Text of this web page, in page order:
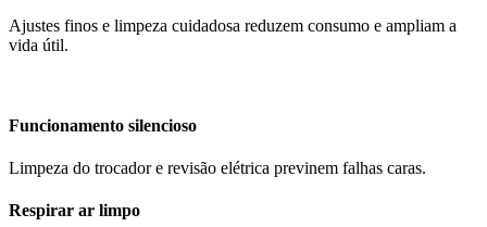
Ajustes finos e limpeza cuidadosa reduzem consumo e ampliam a
vida útil.
Funcionamento silencioso
Limpeza do trocador e revisão elétrica previnem falhas caras.
Respirar ar limpo